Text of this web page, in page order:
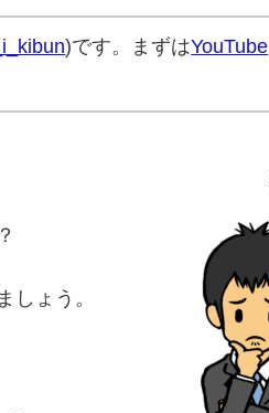
)です。まずはYouTube
しょう。